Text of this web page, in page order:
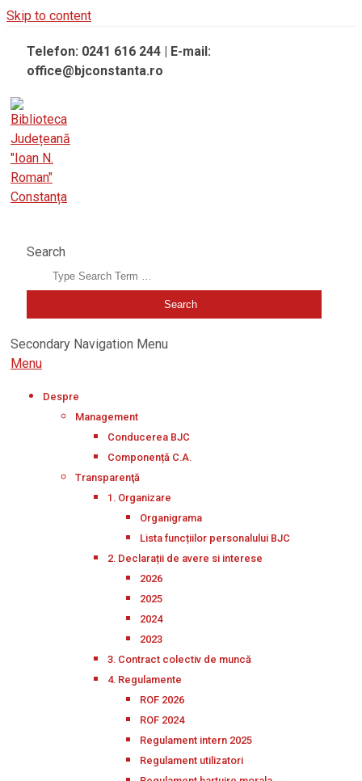
Skip to content
Telefon: 0241 616 244 | E-mail:
office@bjconstanta.ro
Search
Secondary Navigation Menu
Menu
Despre
Management
Conducerea BJC
Componență C.A.
Transparenţă
1. Organizare
Organigrama
Lista funcțiilor personalului BJC
2. Declarații de avere si interese
2026
2025
2024
2023
3. Contract colectiv de muncă
4. Regulamente
ROF 2026
ROF 2024
Regulament intern 2025
Regulament utilizatori